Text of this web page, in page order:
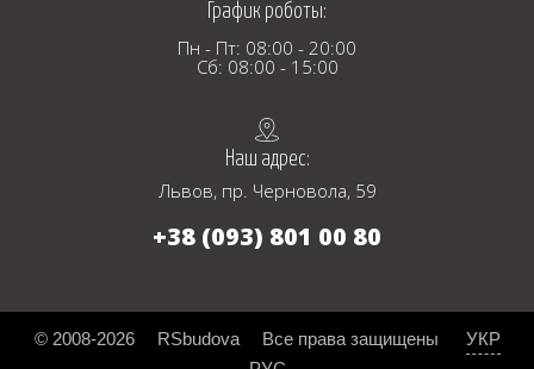
График роботы:
Пн - Пт: 08:00 - 20:00
Сб: 08:00 - 15:00
Наш адрес:
Львов, пр. Черновола, 59
+38 (093) 801 00 80
© 2008-2026 RSbudova Все права защищены
УКР